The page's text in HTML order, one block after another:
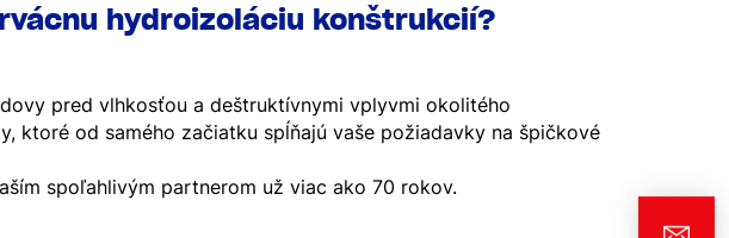
hydroizoláciu konštrukcií?
pred vlhkosťou a deštruktívnymi vplyvmi okolitého
ktoré od samého začiatku spĺňajú vaše požiadavky na špičkové
spoľahlivým partnerom už viac ako 70 rokov.